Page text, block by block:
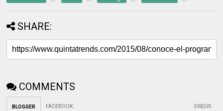
SHARE:
COMMENTS
BLOGGER FACEBOOK: DISQUS